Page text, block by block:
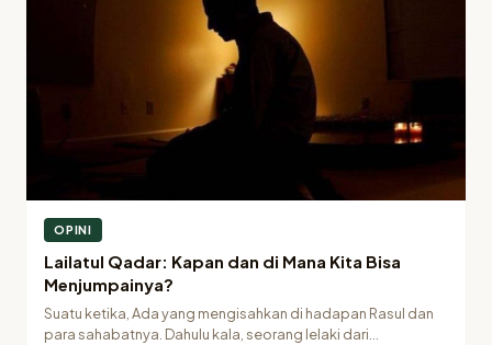
OPINI
Lailatul Qadar: Kapan dan di Mana Kita Bisa
Menjumpainya?
Suatu ketika, Ada yang mengisahkan di hadapan Rasul dan
para sahabatnya. Dahulu kala, seorang lelaki dari…